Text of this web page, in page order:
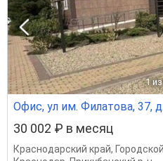
1
Офис, ул им. Филатова, 37,
30 002 ₽ в месяц
Краснодарский край,